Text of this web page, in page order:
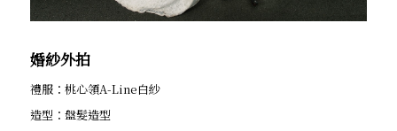
婚紗外拍
禮服：桃心領A-Line白紗
造型：盤髮造型